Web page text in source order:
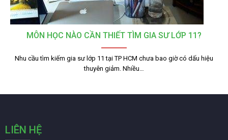
MÔN HỌC NÀO CẦN THIẾT TÌM GIA SƯ LỚP 11?
Nhu cầu tìm kiếm gia sư lớp 11 tại TP HCM chưa bao giờ có dấu hiệu
thuyên giảm. Nhiều…
LIÊN HỆ